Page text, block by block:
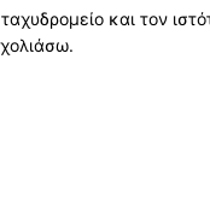
και τον